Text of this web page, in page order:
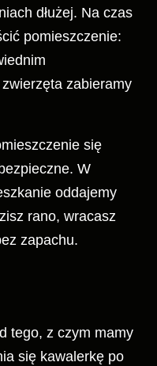
dłużej. Na czas
pomieszczenie:
zabieramy
się
W
oddajemy
rano, wracasz
zapachu.
tego, z czym mamy
się kawalerkę po